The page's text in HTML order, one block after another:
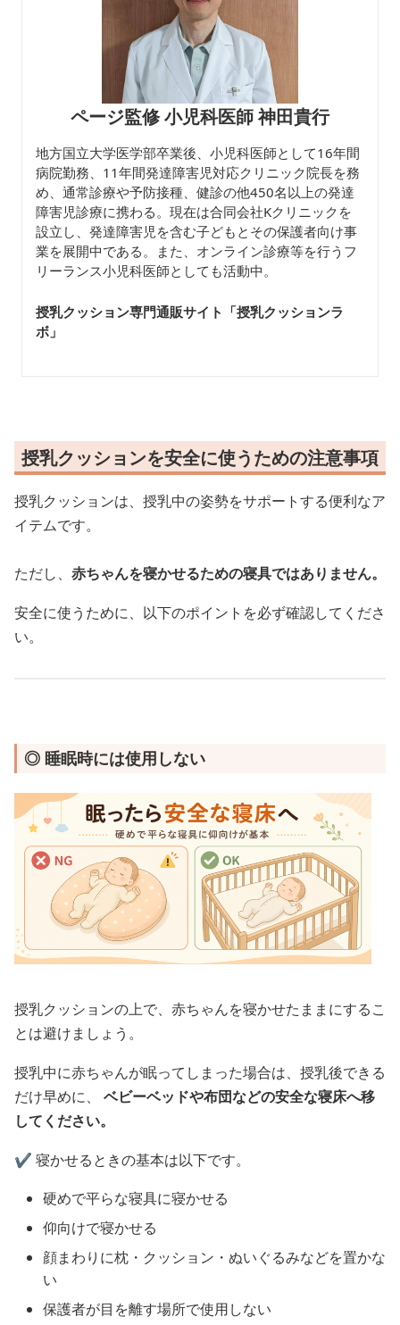
ページ監修 小児科医師 神田貴行
地方国立大学医学部卒業後、小児科医師として16年間
病院勤務、11年間発達障害児対応クリニック院長を務
め、通常診療や予防接種、健診の他450名以上の発達
障害児診療に携わる。現在は合同会社Kクリニックを
設立し、発達障害児を含む子どもとその保護者向け事
業を展開中である。また、オンライン診療等を行うフ
リーランス小児科医師としても活動中。
授乳クッション専門通販サイト「授乳クッションラ
ボ 」
授乳クッションを安全に使うための注意事項
授乳クッションは、授乳中の姿勢をサポートする便利なア
イテムです。
ただし、 赤ちゃんを寝かせるための寝具ではありません。
安全に使うために、以下のポイントを必ず確認してくださ
い。
◎ 睡眠時には使用しない
授乳クッションの上で、赤ちゃんを寝かせたままにするこ
とは避けましょう。
授乳中に赤ちゃんが眠ってしまった場合は、授乳後できる
だけ早めに、 ベビーベッドや布団などの安全な寝床へ移
してください。
✔️ 寝かせるときの基本は以下です。
硬めで平らな寝具に寝かせる
仰向けで寝かせる
顔まわりに枕・クッション・ぬいぐるみなどを置かな
い
保護者が目を離す場所で使用しない